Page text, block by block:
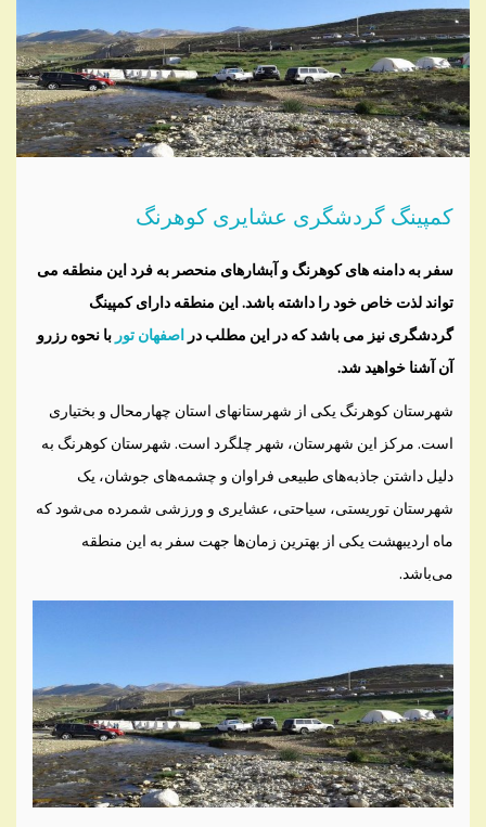
کمپینگ گردشگری عشایری کوهرنگ
سفر به دامنه های کوهرنگ و آبشارهای منحصر به فرد این منطقه می
تواند لذت خاص خود را داشته باشد. این منطقه دارای کمپینگ
گردشگری نیز می باشد که در این مطلب در اصفهان تور با نحوه رزرو
آن آشنا خواهید شد.
شهرستان کوهرنگ یکی از شهرستانهای استان چهارمحال و بختیاری
است. مرکز این شهرستان، شهر چلگرد است. شهرستان کوهرنگ به
دلیل داشتن جاذبه‌های طبیعی فراوان و چشمه‌های جوشان، یک
شهرستان توریستی، سیاحتی، عشایری و ورزشی شمرده می‌شود که
ماه اردیبهشت یکی از بهترین زمان‌ها جهت سفر به این منطقه
می‌باشد.